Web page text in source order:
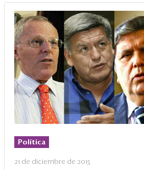
Política
21 de diciembre de 2015